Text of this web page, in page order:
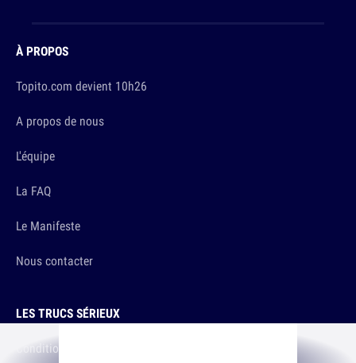
À PROPOS
Topito.com devient 10h26
A propos de nous
L'équipe
La FAQ
Le Manifeste
Nous contacter
LES TRUCS SÉRIEUX
Conditions d'utilisation